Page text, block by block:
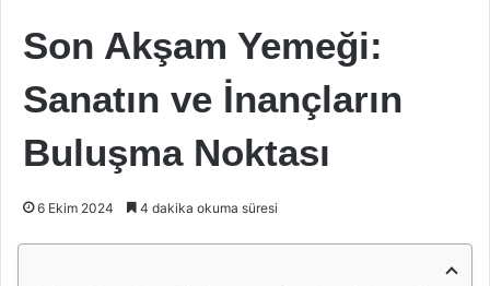
Son Akşam Yemeği:
Sanatın ve İnançların
Buluşma Noktası
6 Ekim 2024 4 dakika okuma süresi